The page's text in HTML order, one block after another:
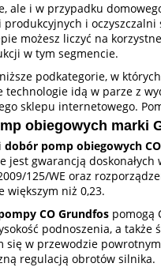
ale i w przypadku
produkcyjnych i oczyszczalni
możesz liczyć na
w tym segmencie.
podkategorie, w
technologie idą w parze z
sklepu internetowego.
obiegowych marki
dobór pomp obiegowych CO
jest gwarancją
125/WE oraz
większym niż 0,23.
CO Grundfos pomogą
podnoszenia, a
się w przewodzie
regulacją obrotów silnika.